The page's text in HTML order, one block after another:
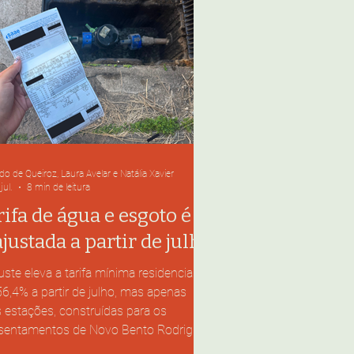
de água e esgoto é
a partir de julho
eleva a tarifa mínima residencial
a partir de julho, mas apenas
estações, construídas para os
de Novo Bento Rodrigues
de Queiroz, Laura Avelar e Natália Xavier
8 min de leitura